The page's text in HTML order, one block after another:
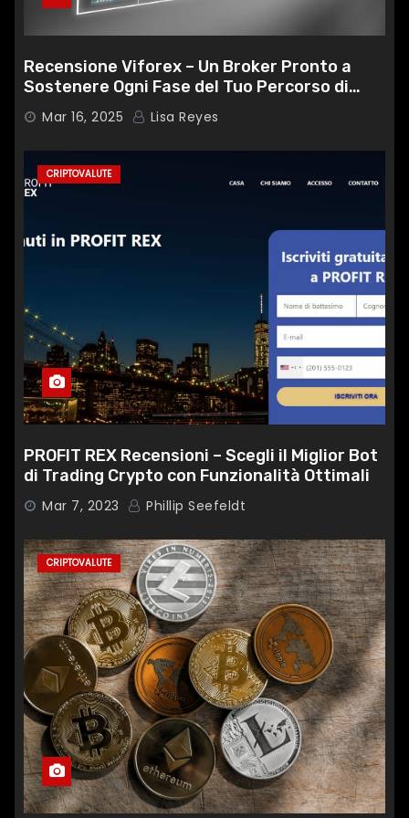
Recensione Viforex – Un Broker Pronto a
Sostenere Ogni Fase del Tuo Percorso di
Trading
Mar 16, 2025 Lisa Reyes
CRIPTOVALUTE
PROFIT REX Recensioni – Scegli il Miglior Bot
di Trading Crypto con Funzionalità Ottimali
Mar 7, 2023 Phillip Seefeldt
CRIPTOVALUTE